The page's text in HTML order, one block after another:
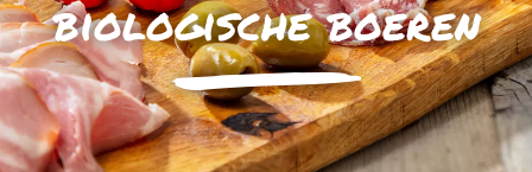
biologische boeren